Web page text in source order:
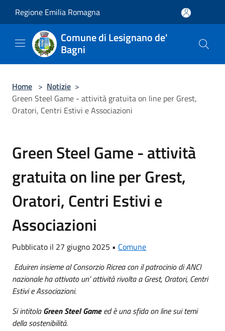
Regione Emilia Romagna
Comune di Lesignano de'
Bagni
Home > Notizie >
Green Steel Game - attività gratuita on line per Grest,
Oratori, Centri Estivi e Associazioni
Green Steel Game - attività
gratuita on line per Grest,
Oratori, Centri Estivi e
Associazioni
Pubblicato il 27 giugno 2025 • Comune
Eduiren insieme al Consorzio Ricrea con il patrocinio di ANCI
nazionale ha attivato un’ attività rivolta a Grest, Oratori, Centri
Estivi e Associazioni.
Si intitolaGreen Steel Gameed è una sfida on line sui temi
della sostenibilità.